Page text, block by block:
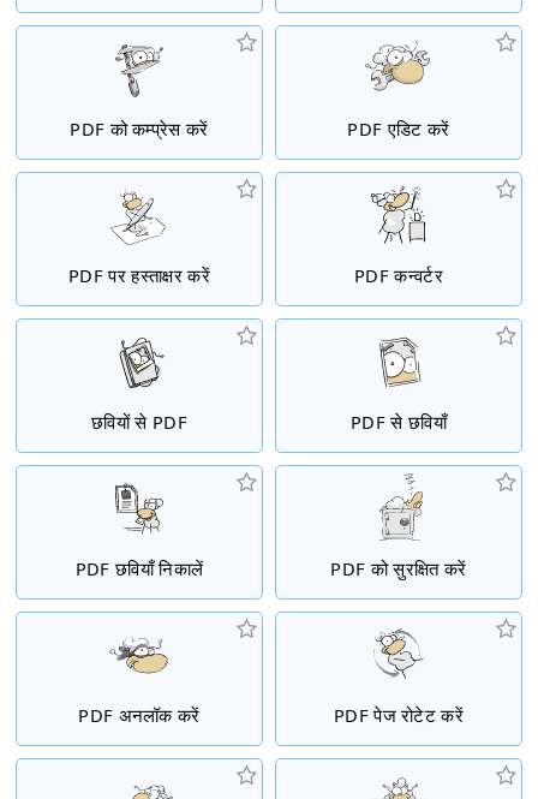
PDF को कम्प्रेस करें PDF एडिट करें
PDF पर हस्ताक्षर करें PDF कन्वर्टर
छवियों से PDF PDF से छवियाँ
PDF छवियाँ निकालें PDF को सुरक्षित करें
PDF अनलॉक करें PDF पेज रोटेट करें